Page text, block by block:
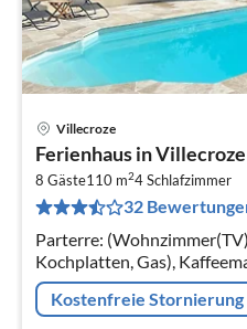
Villecroze
Ferienhaus in
8 Gäste110 m24Schlafzimmer
32
Parterre:
Kochplatten, Gas),
Spülmaschine, Kühl-/
Waschmaschine)
Kostenfreie Stornierung